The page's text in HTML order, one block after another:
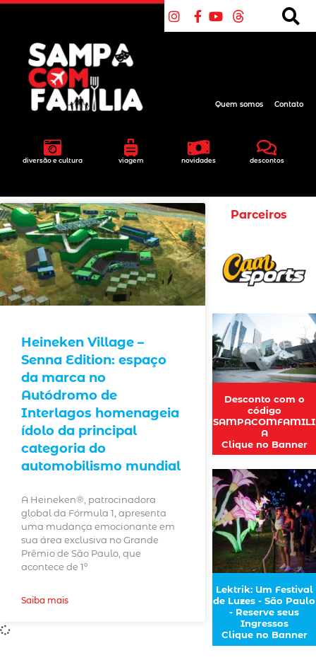
diversão e cultura viagem novidades descontos
Quem somos Contato
Heineken Village –
Senna Edition: espaço
da marca no
Autódromo de
Interlagos homenageia
ídolo da principal
categoria do
automobilismo mundial
A Heineken®, patrocinadora
global da Fórmula 1, apresenta
uma mudança emocionante em
sua área exclusiva no Grande
Prêmio de São Paulo, que
acontece de 1º
Saiba mais
Parceiros
Desconto com o
código
SAMPACOMFAMILI
A
Clique no Banner
Lektrik: Um Festival
de Luzes - São Paulo
- Reserve seus
Ingressos
Clique no Banner